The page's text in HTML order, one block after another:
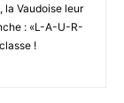
la Vaudoise leur
: «L-A-U-R-
!